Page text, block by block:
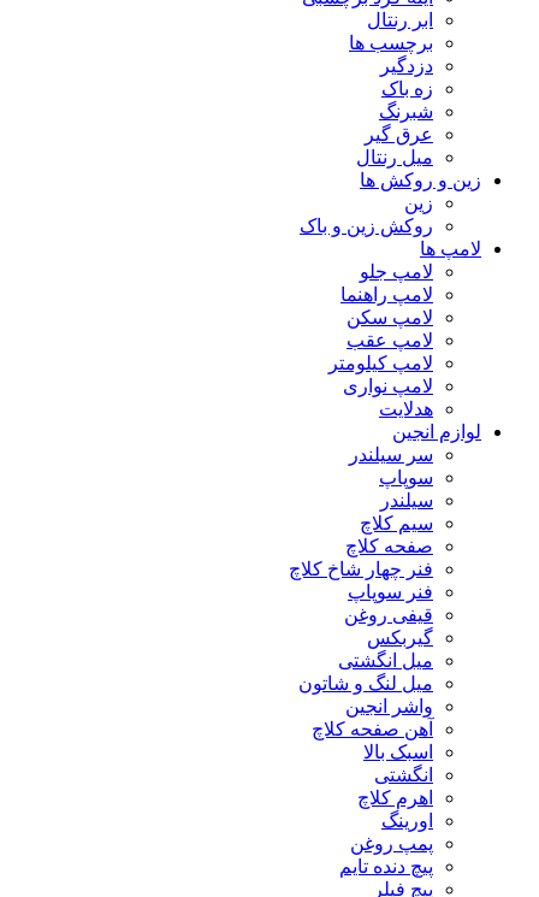
ابر رنتال
برچسب ها
دزدگیر
زه باک
شبرنگ
عرق گیر
میل رنتال
زین و روکش ها
زین
روکش زین و باک
لامپ ها
لامپ جلو
لامپ راهنما
لامپ سکن
لامپ عقب
لامپ کیلومتر
لامپ نواری
هدلایت
لوازم انجین
سر سیلندر
سوپاپ
سیلندر
سیم کلاچ
صفحه کلاچ
فنر چهار شاخ کلاچ
فنر سوپاپ
قیفی روغن
گیربکس
میل انگشتی
میل لنگ و شاتون
واشر انجین
آهن صفحه کلاچ
اسبک بالا
انگشتی
اهرم کلاچ
اورینگ
پمپ روغن
پیچ دنده تایم
پیچ فیلر